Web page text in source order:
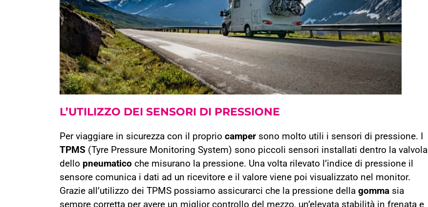
L’UTILIZZO DEI SENSORI DI PRESSIONE
Per viaggiare in sicurezza con il proprio camper sono molto utili i sensori di pressione. I
TPMS (Tyre Pressure Monitoring System) sono piccoli sensori installati dentro la valvola
dello pneumatico che misurano la pressione. Una volta rilevato l’indice di pressione il
sensore comunica i dati ad un ricevitore e il valore viene poi visualizzato nel monitor.
Grazie all’utilizzo dei TPMS possiamo assicurarci che la pressione della gomma sia
sempre corretta per avere un miglior controllo del mezzo, un’elevata stabilità in frenata e